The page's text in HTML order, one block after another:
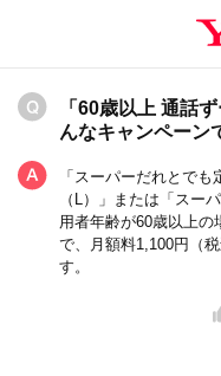
「60歳以上 通話
んなキャンペーン
「スーパーだれとで
（L）」または「スー
用者年齢が60歳以上の
で、月額料1,100円（
す。